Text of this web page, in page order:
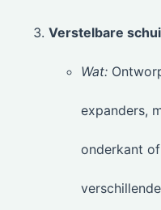
Verstelbare
Wat:
expanders,
onderkant